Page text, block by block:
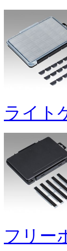
ライト
フリー